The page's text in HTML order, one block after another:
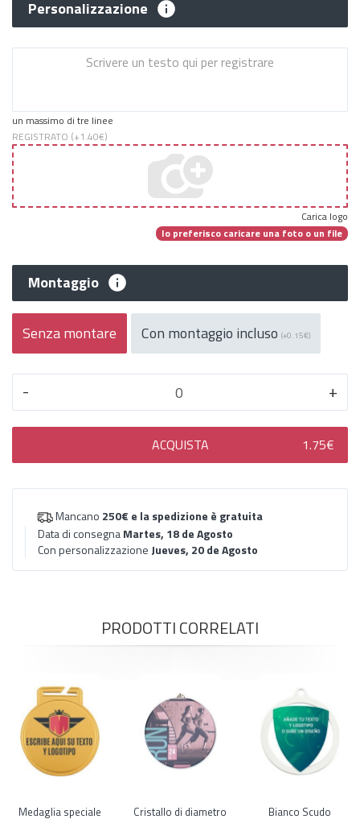
Personalizzazione
un massimo di tre linee
REGISTRATO (+1.40€)
Carica logo
Io preferisco caricare una foto o un file
Montaggio
Senza montare Con montaggio incluso (+0.15€)
- +
ACQUISTA 1.75€
Mancano 250€ e la spedizione è gratuita
Data di consegnaMartes, 18 de Agosto
Con personalizzazione Jueves, 20 de Agosto
PRODOTTI CORRELATI
Medaglia speciale
Cristallo di diametro
Bianco Scudo